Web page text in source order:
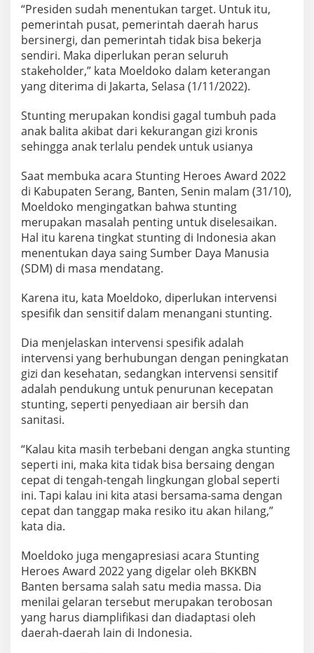
“Presiden sudah menentukan target. Untuk itu,
pemerintah pusat, pemerintah daerah harus
bersinergi, dan pemerintah tidak bisa bekerja
sendiri. Maka diperlukan peran seluruh
stakeholder,” kata Moeldoko dalam keterangan
yang diterima di Jakarta, Selasa (1/11/2022).
Stunting merupakan kondisi gagal tumbuh pada
anak balita akibat dari kekurangan gizi kronis
sehingga anak terlalu pendek untuk usianya
Saat membuka acara Stunting Heroes Award 2022
di Kabupaten Serang, Banten, Senin malam (31/10),
Moeldoko mengingatkan bahwa stunting
merupakan masalah penting untuk diselesaikan.
Hal itu karena tingkat stunting di Indonesia akan
menentukan daya saing Sumber Daya Manusia
(SDM) di masa mendatang.
Karena itu, kata Moeldoko, diperlukan intervensi
spesifik dan sensitif dalam menangani stunting.
Dia menjelaskan intervensi spesifik adalah
intervensi yang berhubungan dengan peningkatan
gizi dan kesehatan, sedangkan intervensi sensitif
adalah pendukung untuk penurunan kecepatan
stunting, seperti penyediaan air bersih dan
sanitasi.
“Kalau kita masih terbebani dengan angka stunting
seperti ini, maka kita tidak bisa bersaing dengan
cepat di tengah-tengah lingkungan global seperti
ini. Tapi kalau ini kita atasi bersama-sama dengan
cepat dan tanggap maka resiko itu akan hilang,”
kata dia.
Moeldoko juga mengapresiasi acara Stunting
Heroes Award 2022 yang digelar oleh BKKBN
Banten bersama salah satu media massa. Dia
menilai gelaran tersebut merupakan terobosan
yang harus diamplifikasi dan diadaptasi oleh
daerah-daerah lain di Indonesia.